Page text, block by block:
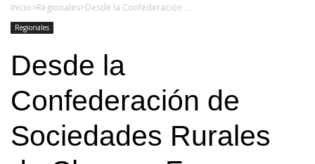
Inicio>Regionales> Desde la Confederación de Sociedades Rurales de Chaco y Formosa salen al cruce por reforma tributaria
Regionales
Desde la
Confederación de
Sociedades Rurales